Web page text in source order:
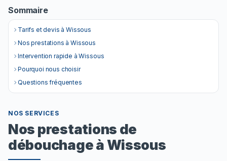
Sommaire
Tarifs et devis à Wissous
Nos prestations à Wissous
Intervention rapide à Wissous
Pourquoi nous choisir
Questions fréquentes
NOS SERVICES
Nos prestations de
débouchage à Wissous